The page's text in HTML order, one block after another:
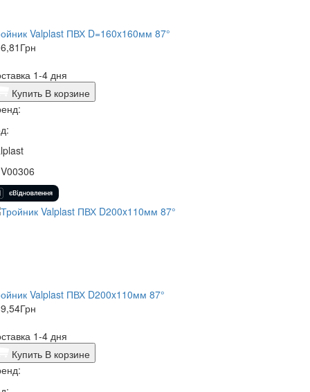
Valplast ПВХ D=160x160мм 87°
Грн
1-4 дня
Купить В корзине
Valplast ПВХ D200x110мм 87°
Грн
1-4 дня
Купить В корзине